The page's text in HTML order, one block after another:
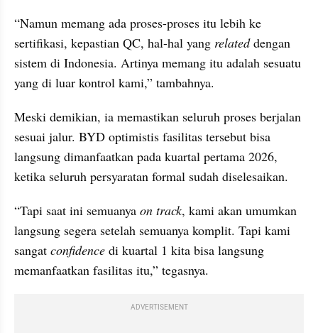
“Namun memang ada proses-proses itu lebih ke
sertifikasi, kepastian QC, hal-hal yang related dengan
sistem di Indonesia. Artinya memang itu adalah sesuatu
yang di luar kontrol kami,” tambahnya.
Meski demikian, ia memastikan seluruh proses berjalan
sesuai jalur. BYD optimistis fasilitas tersebut bisa
langsung dimanfaatkan pada kuartal pertama 2026,
ketika seluruh persyaratan formal sudah diselesaikan.
“Tapi saat ini semuanya on track, kami akan umumkan
langsung segera setelah semuanya komplit. Tapi kami
sangat confidence di kuartal 1 kita bisa langsung
memanfaatkan fasilitas itu,” tegasnya.
ADVERTISEMENT